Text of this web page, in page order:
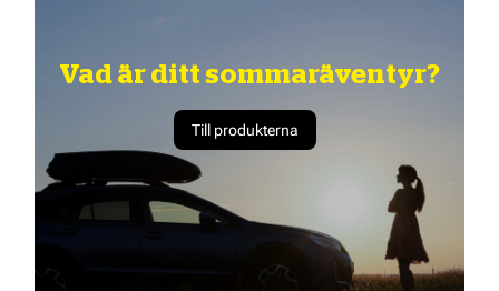
Vad är ditt sommaräventyr?
Till produkterna